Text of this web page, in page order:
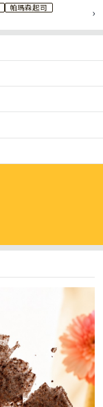
帕瑪森起司
›